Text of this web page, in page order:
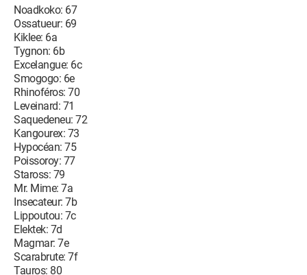
Noadkoko: 67
Ossatueur: 69
Kiklee: 6a
Tygnon: 6b
Excelangue: 6c
Smogogo: 6e
Rhinoféros: 70
Leveinard: 71
Saquedeneu: 72
Kangourex: 73
Hypocéan: 75
Poissoroy: 77
Staross: 79
Mr. Mime: 7a
Insecateur: 7b
Lippoutou: 7c
Elektek: 7d
Magmar: 7e
Scarabrute: 7f
Tauros: 80